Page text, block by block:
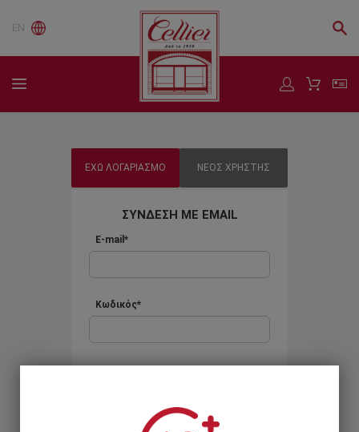
EN
ΕΧΩ ΛΟΓΑΡΙΑΣΜΟ ΝΕΟΣ ΧΡΗΣΤΗΣ
ΣΥΝΔΕΣΗ ΜΕ EMAIL
E-mail*
Κωδικός*
Ξεχάσατε τον κωδικό;